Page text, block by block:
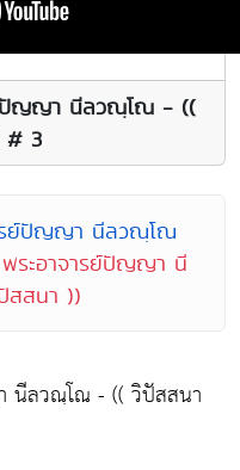
ปัญญา นีลวณฺโณ - ((
# 3
รย์ปัญญา นีลวณฺโณ
ระอาจารย์ปัญญา นี
สนา ))
นีลวณฺโณ - (( วิปัสสนา